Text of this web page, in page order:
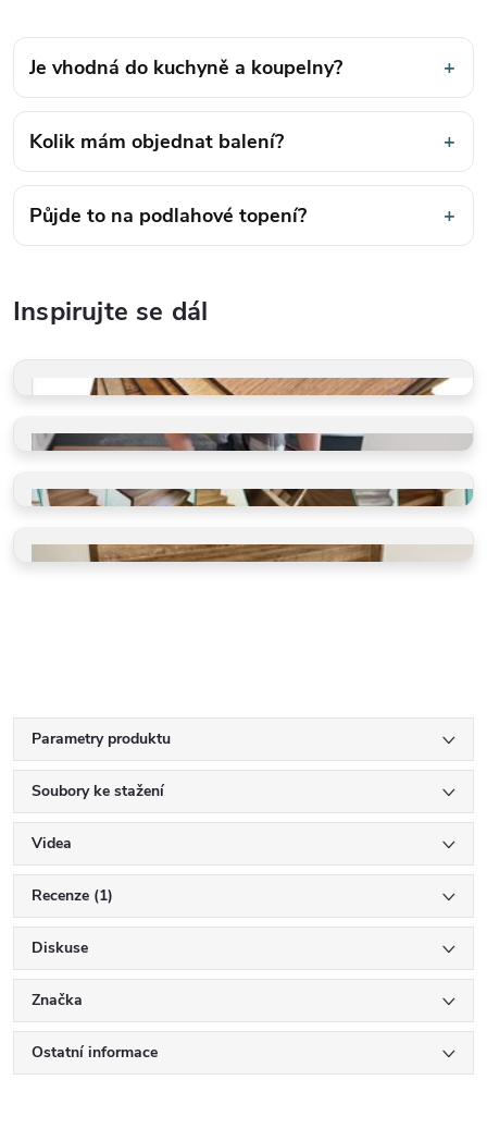
Je vhodná do kuchyně a koupelny? +
Kolik mám objednat balení? +
Půjde to na podlahové topení? +
Inspirujte se dál
Dotkněte se kvality
Rychle a precizně
Schody, koupelny, restaurace
Parametry produktu
Soubory ke stažení
Videa
Recenze (1)
Diskuse
Značka
Ostatní informace